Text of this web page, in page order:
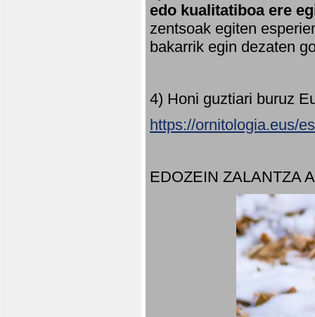
edo kualitatiboa ere
zentsoak egiten
bakarrik egin dezaten
4) Honi guztiari buruz
https://ornitologia.eus/
EDOZEIN ZALANTZA